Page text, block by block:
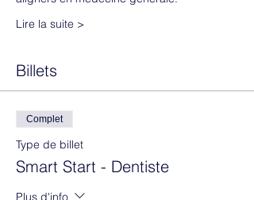
Lire la suite >
Billets
Complet
Type de billet
Smart Start - Dentiste
Plus d'info